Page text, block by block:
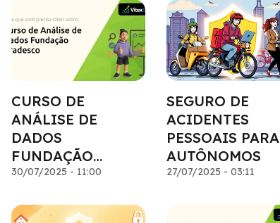
CURSO DE
ANÁLISE DE
DADOS
FUNDAÇÃO
BRADESCO: TUDO
PRECISA SABER
30/07/2025 - 11:00
SEGURO DE
ACIDENTES
PESSOAIS PARA
AUTÔNOMOS
27/07/2025 - 03:11